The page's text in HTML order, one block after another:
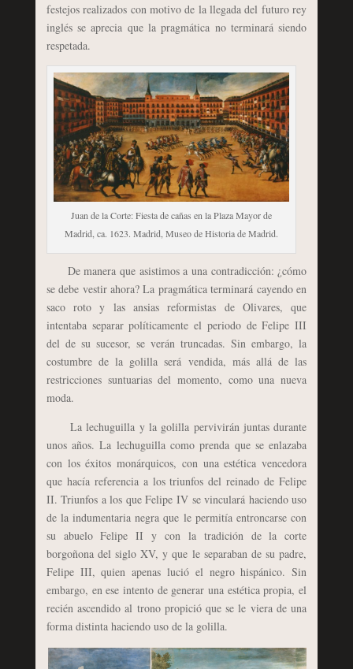
festejos realizados con motivo de la llegada del futuro rey
inglés se aprecia que la pragmática no terminará siendo
respetada.
Juan de la Corte: Fiesta de cañas en la Plaza Mayor de
Madrid, ca. 1623. Madrid, Museo de Historia de Madrid.
De manera que asistimos a una contradicción: ¿cómo
se debe vestir ahora? La pragmática terminará cayendo en
saco roto y las ansias reformistas de Olivares, que
intentaba separar políticamente el periodo de Felipe III
del de su sucesor, se verán truncadas. Sin embargo, la
costumbre de la golilla será vendida, más allá de las
restricciones suntuarias del momento, como una nueva
moda.
La lechuguilla y la golilla pervivirán juntas durante
unos años. La lechuguilla como prenda que se enlazaba
con los éxitos monárquicos, con una estética vencedora
que hacía referencia a los triunfos del reinado de Felipe
II. Triunfos a los que Felipe IV se vinculará haciendo uso
de la indumentaria negra que le permitía entroncarse con
su abuelo Felipe II y con la tradición de la corte
borgoñona del siglo XV, y que le separaban de su padre,
Felipe III, quien apenas lució el negro hispánico. Sin
embargo, en ese intento de generar una estética propia, el
recién ascendido al trono propició que se le viera de una
forma distinta haciendo uso de la golilla.